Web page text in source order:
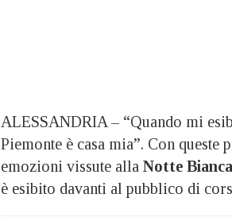
ALESSANDRIA – “Quando mi
Piemonte è casa mia”. Con queste
emozioni vissute alla Notte
è esibito davanti al pubblico di